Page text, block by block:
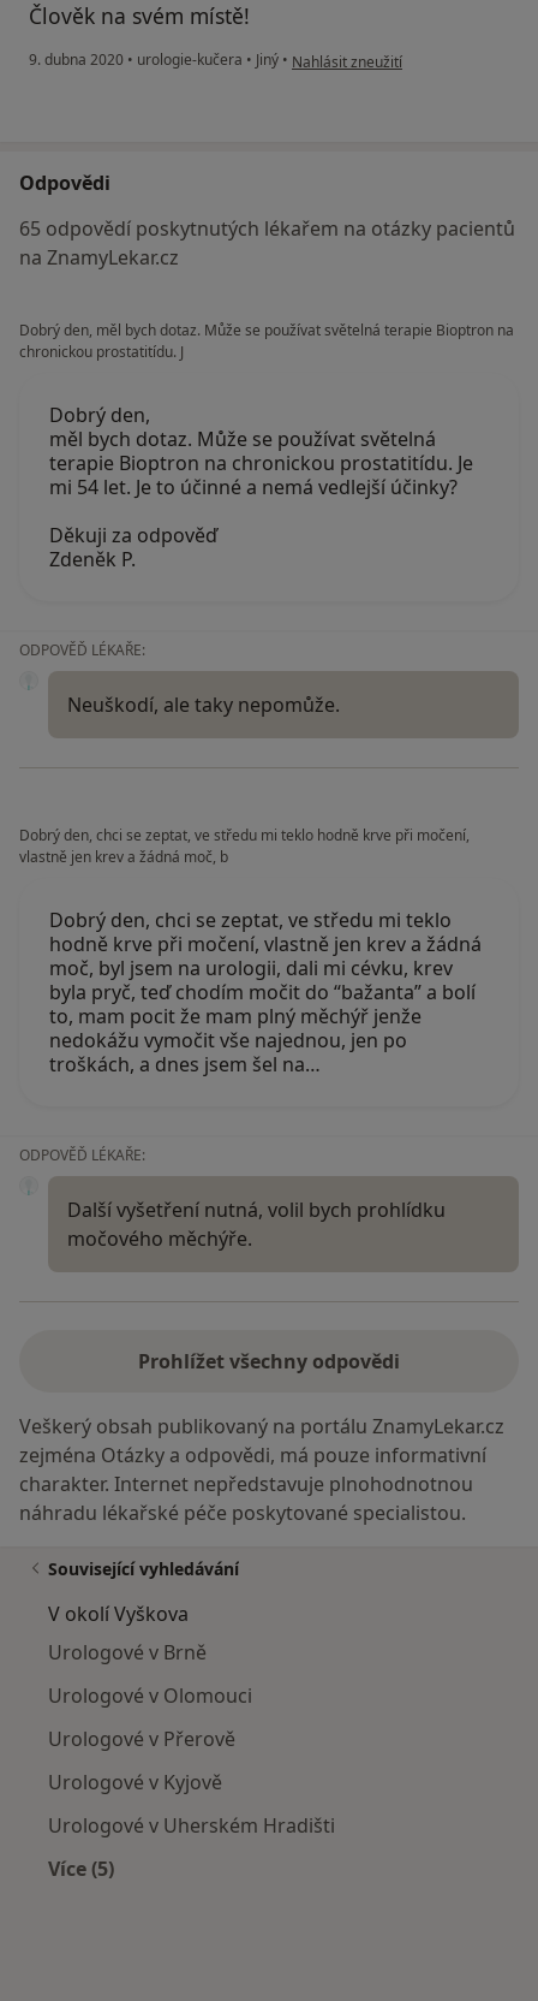
Člověk na svém místě!
9. dubna 2020 • urologie-kučera • Jiný • podle názoru uživatele Váš účet byl
Nahlásit zneužití
Odpovědi
65 odpovědí poskytnutých lékařem na otázky pacientů
na ZnamyLekar.cz
Dobrý den, měl bych dotaz. Může se používat světelná terapie Bioptron na
chronickou prostatitídu. J
Dobrý den,
měl bych dotaz. Může se používat světelná
terapie Bioptron na chronickou prostatitídu. Je
mi 54 let. Je to účinné a nemá vedlejší účinky?
Děkuji za odpověď
Zdeněk P.
ODPOVĚĎ LÉKAŘE:
Neuškodí, ale taky nepomůže.
Dobrý den, chci se zeptat, ve středu mi teklo hodně krve při močení,
vlastně jen krev a žádná moč, b
Dobrý den, chci se zeptat, ve středu mi teklo
hodně krve při močení, vlastně jen krev a žádná
moč, byl jsem na urologii, dali mi cévku, krev
byla pryč, teď chodím močit do “bažanta” a bolí
to, mam pocit že mam plný měchýř jenže
nedokážu vymočit vše najednou, jen po
troškách, a dnes jsem šel na…
ODPOVĚĎ LÉKAŘE:
Další vyšetření nutná, volil bych prohlídku
močového měchýře.
Prohlížet všechny odpovědi
Veškerý obsah publikovaný na portálu ZnamyLekar.cz
zejména Otázky a odpovědi, má pouze informativní
charakter. Internet nepředstavuje plnohodnotnou
náhradu lékařské péče poskytované specialistou.
Související vyhledávání
V okolí Vyškova
Urologové v Brně
Urologové v Olomouci
Urologové v Přerově
Urologové v Kyjově
Urologové v Uherském Hradišti
Více (5)